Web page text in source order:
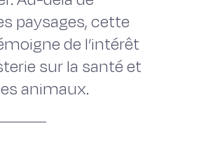
paysages, cette
de l’intérêt
sur la santé et
animaux.